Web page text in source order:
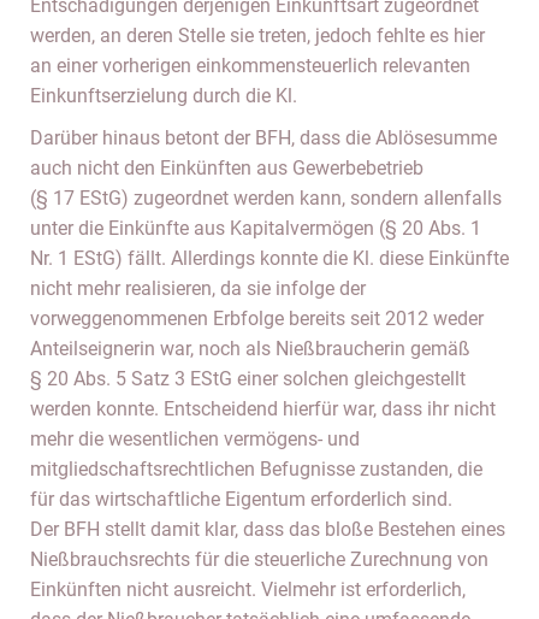
Entschädigungen derjenigen Einkunftsart zugeordnet
werden, an deren Stelle sie treten, jedoch fehlte es hier
an einer vorherigen einkommensteuerlich relevanten
Einkunftserzielung durch die Kl.
Darüber hinaus betont der BFH, dass die Ablösesumme
auch nicht den Einkünften aus Gewerbebetrieb
(§ 17 EStG) zugeordnet werden kann, sondern allenfalls
unter die Einkünfte aus Kapitalvermögen (§ 20 Abs. 1
Nr. 1 EStG) fällt. Allerdings konnte die Kl. diese Einkünfte
nicht mehr realisieren, da sie infolge der
vorweggenommenen Erbfolge bereits seit 2012 weder
Anteilseignerin war, noch als Nießbraucherin gemäß
§ 20 Abs. 5 Satz 3 EStG einer solchen gleichgestellt
werden konnte. Entscheidend hierfür war, dass ihr nicht
mehr die wesentlichen vermögens- und
mitgliedschaftsrechtlichen Befugnisse zustanden, die
für das wirtschaftliche Eigentum erforderlich sind.
Der BFH stellt damit klar, dass das bloße Bestehen eines
Nießbrauchsrechts für die steuerliche Zurechnung von
Einkünften nicht ausreicht. Vielmehr ist erforderlich,